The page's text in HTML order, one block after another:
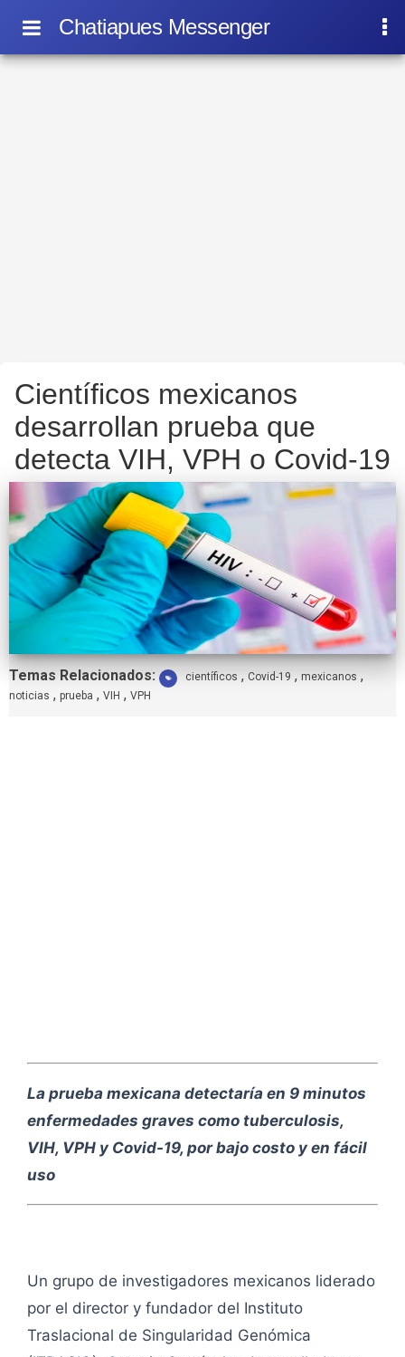
Chatiapues Messenger
Científicos mexicanos
desarrollan prueba que
detecta VIH, VPH o Covid-19
Temas Relacionados: Etiquetas:
científicos , Covid-19 , mexicanos ,
noticias , prueba , VIH , VPH
La prueba mexicana detectaría en 9 minutos
enfermedades graves como tuberculosis,
VIH, VPH y Covid-19, por bajo costo y en fácil
uso
Un grupo de investigadores mexicanos liderado
por el director y fundador del Instituto
Traslacional de Singularidad Genómica